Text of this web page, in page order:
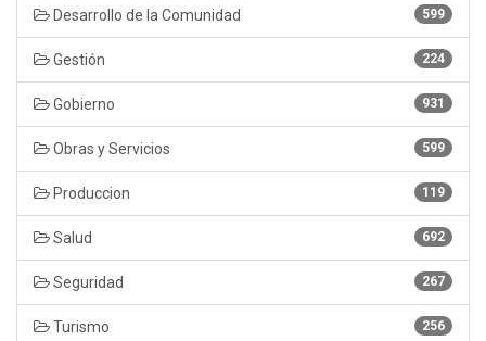
599
Desarrollo de la Comunidad
224
Gestión
931
Gobierno
599
Obras y Servicios
119
Produccion
692
Salud
267
Seguridad
256
Turismo